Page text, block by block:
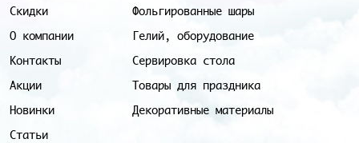
Скидки
О компании
Контакты
Акции
Новинки
Статьи
Фольгированные шары
Гелий, оборудование
Сервировка стола
Товары для праздника
Декоративные материалы